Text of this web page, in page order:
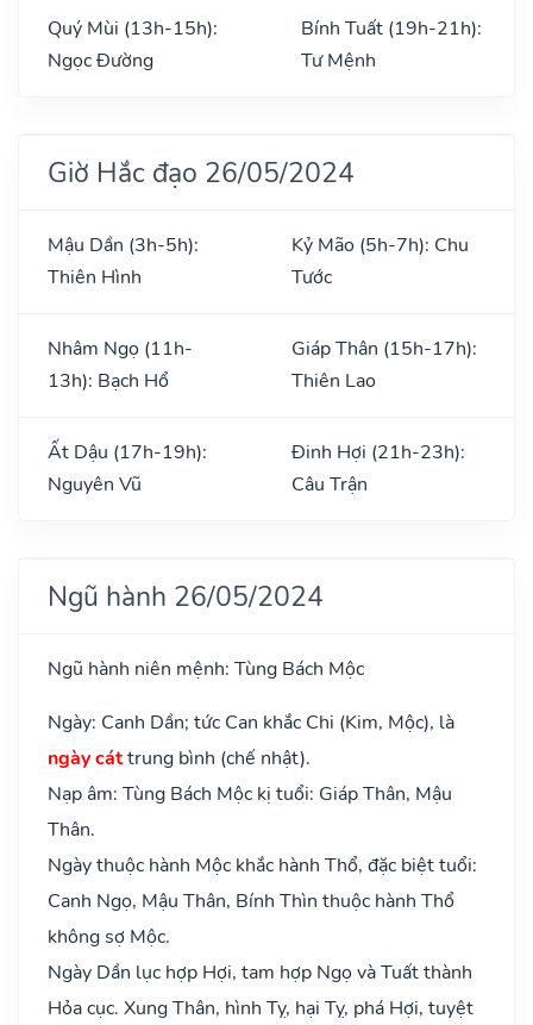
Quý Mùi (13h-15h):
Ngọc Đường
Bính Tuất (19h-21h):
Tư Mệnh
Giờ Hắc đạo 26/05/2024
Mậu Dần (3h-5h):
Thiên Hình
Kỷ Mão (5h-7h): Chu
Tước
Nhâm Ngọ (11h-
13h): Bạch Hổ
Giáp Thân (15h-17h):
Thiên Lao
Ất Dậu (17h-19h):
Nguyên Vũ
Đinh Hợi (21h-23h):
Câu Trận
Ngũ hành 26/05/2024
Ngũ hành niên mệnh: Tùng Bách Mộc
Ngày: Canh Dần; tức Can khắc Chi (Kim, Mộc), là
ngày cáttrung bình (chế nhật).
Nạp âm: Tùng Bách Mộc kị tuổi: Giáp Thân, Mậu
Thân.
Ngày thuộc hành Mộc khắc hành Thổ, đặc biệt tuổi:
Canh Ngọ, Mậu Thân, Bính Thìn thuộc hành Thổ
không sợ Mộc.
Ngày Dần lục hợp Hợi, tam hợp Ngọ và Tuất thành
Hỏa cục. Xung Thân, hình Tỵ, hại Tỵ, phá Hợi, tuyệt